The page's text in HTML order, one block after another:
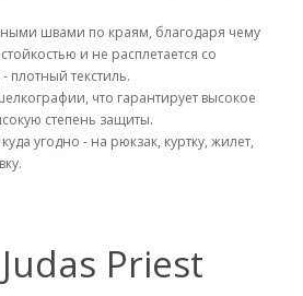
швами по краям, благодаря чему
и не расплетается со
плотный текстиль.
что гарантирует высокое
степень защиты.
угодно - на рюкзак, куртку, жилет,
Priest